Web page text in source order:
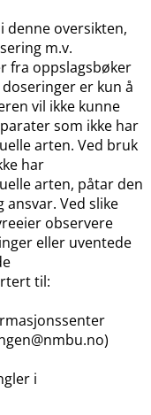
denne oversikten,
m.v.
fra oppslagsbøker
er kun å
vil ikke kunne
som ikke har
arten. Ved bruk
har
arten, påtar den
Ved slike
observere
eller uventede
til:
i